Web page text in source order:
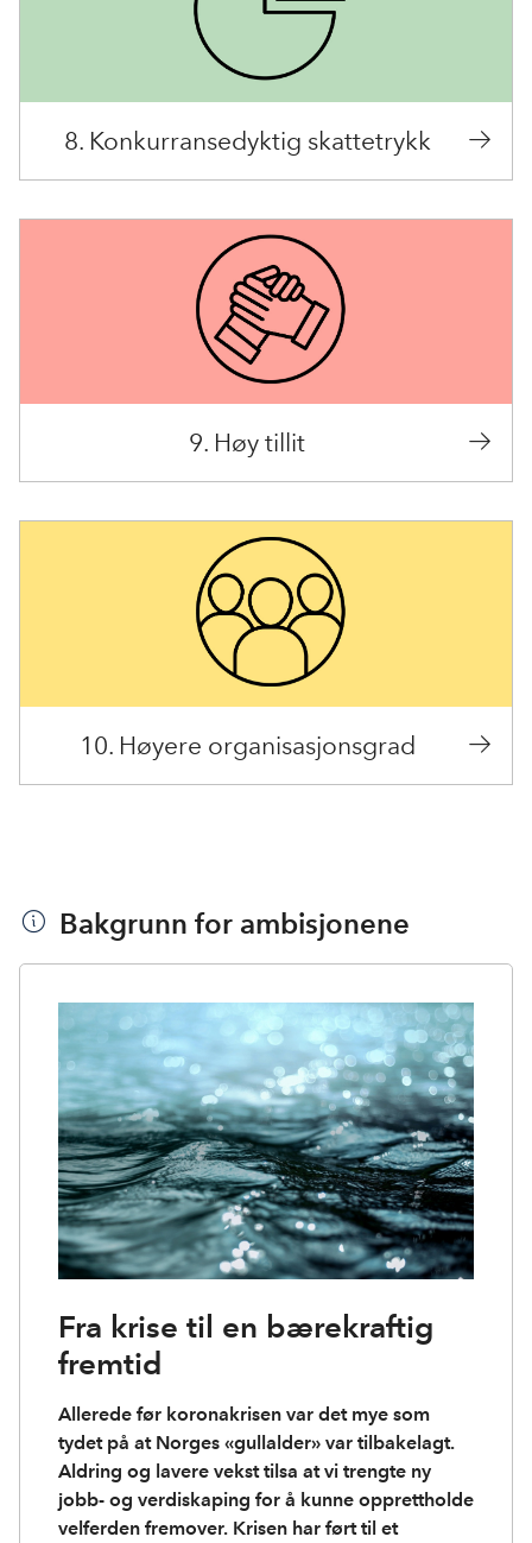
8. Konkurransedyktig skattetrykk
9. Høy tillit
10. Høyere organisasjonsgrad
Bakgrunn for ambisjonene
Fra krise til en bærekraftig
fremtid
Allerede før koronakrisen var det mye som
tydet på at Norges «gullalder» var tilbakelagt.
Aldring og lavere vekst tilsa at vi trengte ny
jobb- og verdiskaping for å kunne opprettholde
velferden fremover. Krisen har ført til et